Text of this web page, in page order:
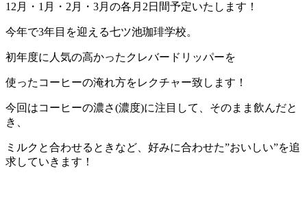
12月・1月・2月・3月の各月2日間予定いたします！
今年で3年目を迎える七ツ池珈琲学校。
初年度に人気の高かったクレバードリッパーを
使ったコーヒーの淹れ方をレクチャー致します！
今回はコーヒーの濃さ(濃度)に注目して、そのまま飲んだと
き、
ミルクと合わせるときなど、好みに合わせた”おいしい”を追
求していきます！